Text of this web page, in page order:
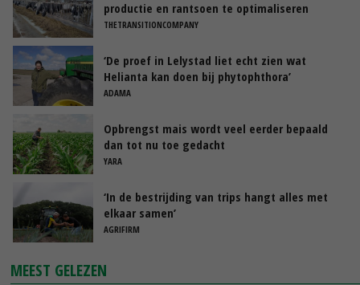
productie en rantsoen te optimaliseren
THETRANSITIONCOMPANY
‘De proef in Lelystad liet echt zien wat
Helianta kan doen bij phytophthora’
ADAMA
Opbrengst mais wordt veel eerder bepaald
dan tot nu toe gedacht
YARA
‘In de bestrijding van trips hangt alles met
elkaar samen’
AGRIFIRM
MEEST GELEZEN